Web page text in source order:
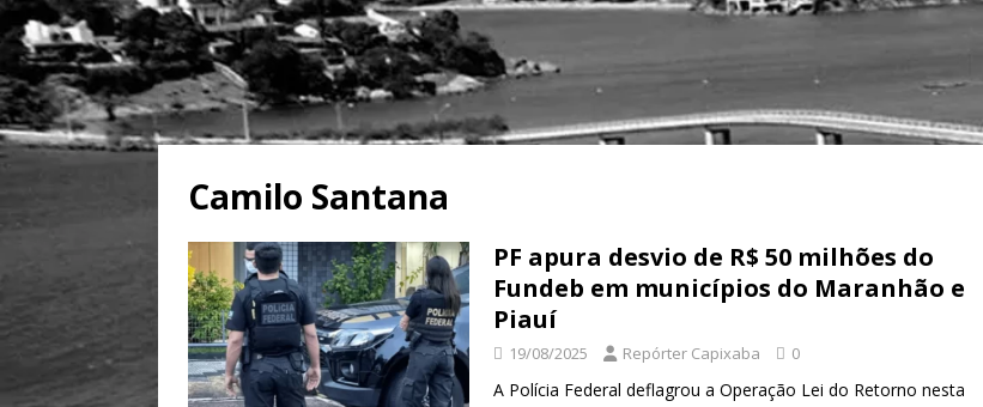
Camilo Santana
PF apura desvio de R$ 50 milhões do
Fundeb em municípios do Maranhão e
Piauí
19/08/2025 Repórter Capixaba 0
A Polícia Federal deflagrou a Operação Lei do Retorno nesta